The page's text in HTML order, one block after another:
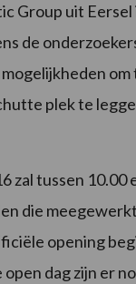
Group uit
de
plek te
zal tussen
die
opening
dag zijn er